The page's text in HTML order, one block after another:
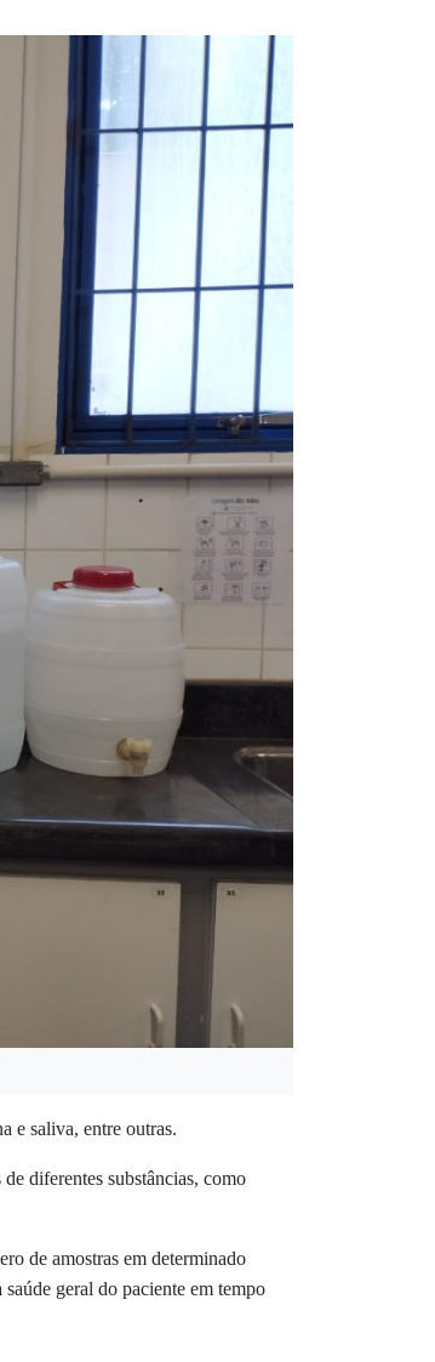
e saliva, entre outras.
diferentes substâncias, como
de amostras em determinado
geral do paciente em tempo